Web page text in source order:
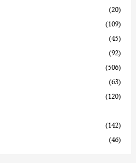
(20)
(109)
(45)
(92)
(506)
(63)
(120)
(142)
(46)